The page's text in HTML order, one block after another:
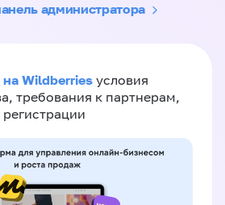
администратора
на Wildberries условия
требования к партнерам,